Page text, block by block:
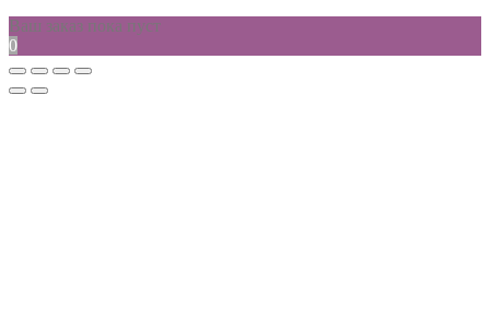
Ваш заказ пока пуст
0